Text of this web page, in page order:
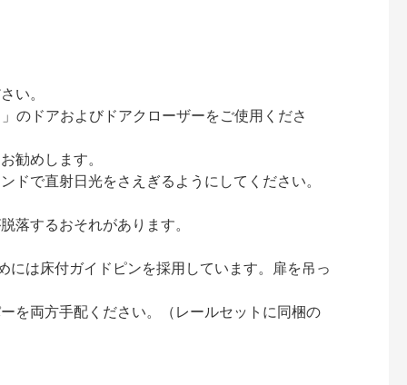
い。
のドアおよびドアクローザーをご使用くださ
勧めします。
で直射日光をさえぎるようにしてください。
するおそれがあります。
は床付ガイドピンを採用しています。扉を吊っ
を両方手配ください。（レールセットに同梱の